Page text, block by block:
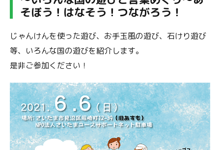
そぼう！はなそう！つながろう！
じゃんけんを使った遊び、お手玉風の遊び、石けり遊び
等、いろんな国の遊びを紹介します。
是非ご参加ください！